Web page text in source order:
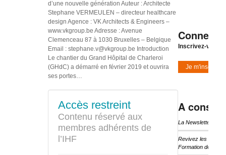
d’une nouvelle génération Auteur : Architecte
Stephane VERMEULEN – directeur healthcare
design Agence : VK Architects & Engineers –
www.vkgroup.be Adresse : Avenue
Clemenceau 87 à 1030 Bruxelles – Belgique
Email : stephane.v@vkgroup.be Introduction
Le chantier du Grand Hôpital de Charleroi
(GHdC) a démarré en février 2019 et ouvrira
ses portes…
Accès restreint
Contenu réservé aux
membres adhérents de
l’IHF
Inscrivez-vous
Je m'inscris
A
La Newsletter
Revivez les temps
Formation de l’IHF